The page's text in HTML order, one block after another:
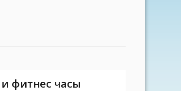
фитнес часы